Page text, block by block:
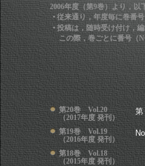
2006年度（第9巻）より，以
• 従来通り，年度毎に巻番
• 投稿は，随時受け付け，
この際，巻ごとに番号（
第20巻 Vol.20
（2017年度 発刊）
第19巻 Vol.19
（2016年度 発刊）
第18巻 Vol.18
（2015年度 発刊）